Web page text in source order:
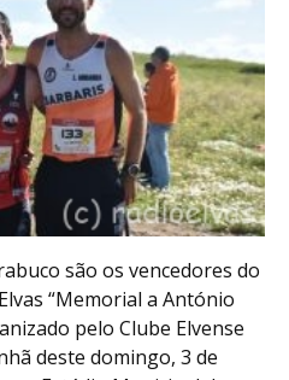
são os vencedores do
“Memorial a António
pelo Clube Elvense
deste domingo, 3 de